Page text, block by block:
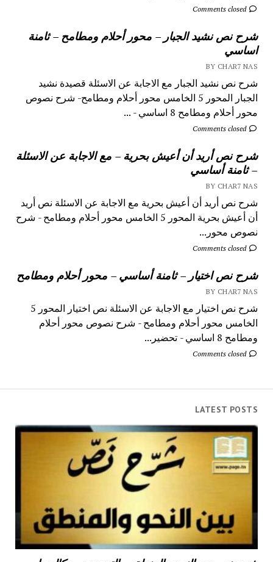
Comments closed
شرح نص نشيد الجبار – محور أحلام ومطامح – ثامنة
اساسي
BY CHAR7 NAS
شرح نص نشيد الجبار مع الاجابة عن الاسئلة قصيدة نشيد
الجبار المحور 5 الخامس محور أحلام ومطامح- شرح نصوص
محور أحلام ومطامح 8 اساسي - ...
Comments closed
شرح نص أريد أن أعيش بحرية – مع الاجابة عن الاسئلة
– ثامنة أساسي
BY CHAR7 NAS
شرح نص أريد أن أعيش بحرية مع الاجابة عن الاسئلة نص أريد
أن أعيش بحرية المحور 5 الخامس محور أحلام ومطامح - شرح
نصوص محور...
Comments closed
شرح نص اختيار – ثامنة أساسي – محور أحلام ومطامح
BY CHAR7 NAS
شرح نص اختيار مع الاجابة عن الاسئلة نص اختيار المحور 5
الخامس محور أحلام ومطامح - شرح نصوص محور أحلام
ومطامح 8 اساسي - تحضير...
Comments closed
LATEST POSTS